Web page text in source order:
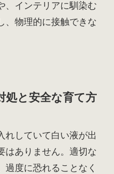
、インテリアに馴染む
、物理的に接触できな
処と安全な育て方
れしていて白い液が出
はありません。適切な
過度に恐れることなく